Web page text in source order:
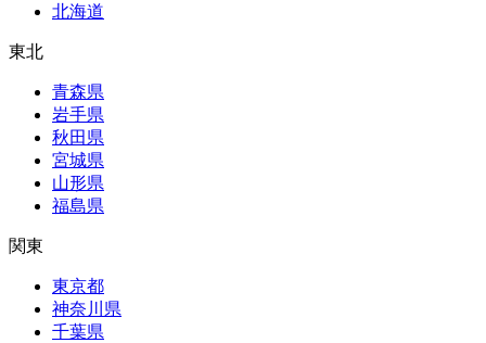
北海道
東北
青森県
岩手県
秋田県
宮城県
山形県
福島県
関東
東京都
神奈川県
千葉県